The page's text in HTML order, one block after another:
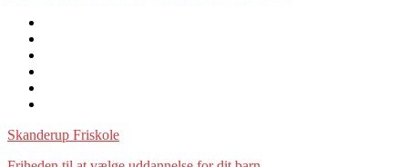
Skanderup Friskole